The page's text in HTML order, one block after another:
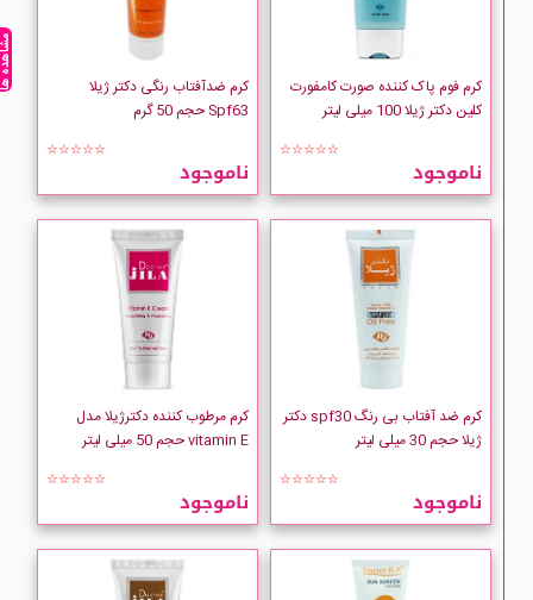
کرم فوم پاک کننده صورت کامفورت
کلین دکتر ژیلا 100 میلی لیتر
☆☆☆☆☆
ناموجود
کرم ضدآفتاب رنگی دکتر ژیلا
Spf63 حجم 50 گرم
☆☆☆☆☆
ناموجود
کرم ضد آفتاب بی رنگ spf30 دکتر
ژیلا حجم 30 میلی لیتر
☆☆☆☆☆
ناموجود
کرم مرطوب کننده دکترژیلا مدل
vitamin E حجم 50 میلی لیتر
☆☆☆☆☆
ناموجود